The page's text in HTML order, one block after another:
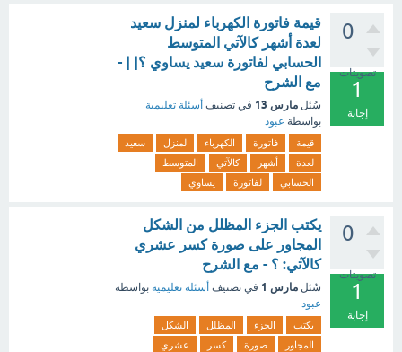
0
تصويتات
1
إجابة
قيمة فاتورة الكهرباء لمنزل سعيد
لعدة أشهر كالآتي المتوسط
الحسابي لفاتورة سعيد يساوي ؟| | -
مع الشرح
سُئل مارس 13 في تصنيف أسئلة تعليمية
بواسطة عبود
قيمة فاتورة الكهرباء لمنزل
سعيد
لعدة
أشهر كالآتي
المتوسط
الحسابي
لفاتورة يساوي
0
تصويتات
1
إجابة
يكتب الجزء المظلل من الشكل
المجاور على صورة كسر عشري
كالآتي: ؟ - مع الشرح
سُئل مارس 1 في تصنيف أسئلة تعليمية بواسطة
عبود
يكتب الجزء المظلل
الشكل
المجاور
صورة كسر
عشري